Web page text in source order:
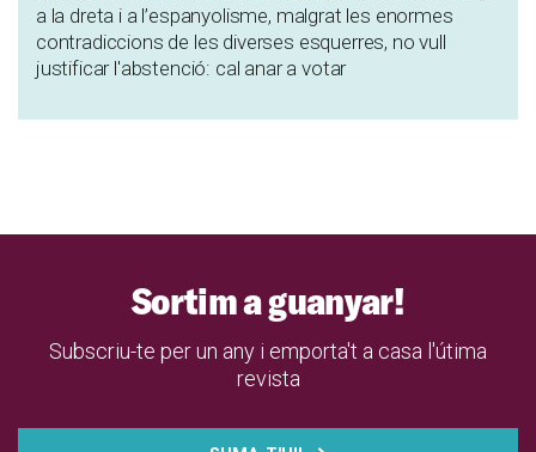
a la dreta i a l’espanyolisme, malgrat les enormes
contradiccions de les diverses esquerres, no vull
justificar l'abstenció: cal anar a votar
Sortim a guanyar!
Subscriu-te per un any i emporta't a casa l'útima
revista